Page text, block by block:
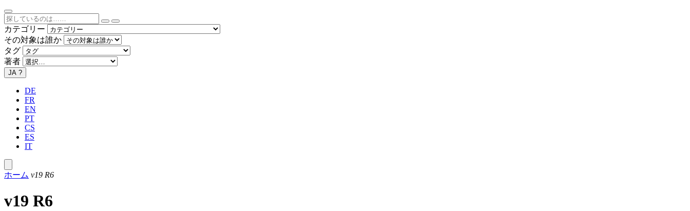
カテゴリー
その対象は誰か
タグ
著者
JA ?
DE
FR
EN
PT
CS
ES
IT
ホーム v19 R6
v19 R6